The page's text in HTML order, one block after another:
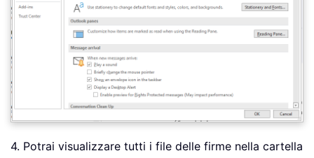
4. Potrai visualizzare tutti i file delle firme nella cartella